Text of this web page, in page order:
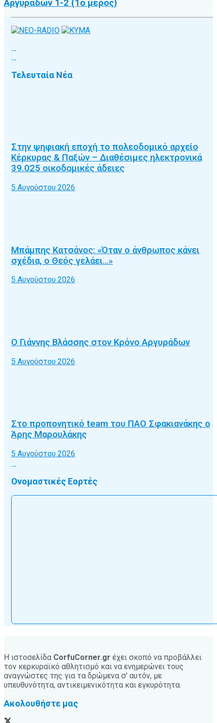
Αργυράδων 1-2 (1ο μέρος)
Τελευταία Νέα
Στην ψηφιακή εποχή το πολεοδομικό αρχείο
Κέρκυρας & Παξών – Διαθέσιμες ηλεκτρονικά
39.025 οικοδομικές άδειες
5 Αυγούστου 2026
Μπάμπης Κατσάνος: «Όταν ο άνθρωπος κάνει
σχέδια, ο Θεός γελάει…»
5 Αυγούστου 2026
Ο Γιάννης Βλάσσης στον Κρόνο Αργυράδων
5 Αυγούστου 2026
Στο προπονητικό team του ΠΑΟ Σφακιανάκης ο
Άρης Μαρουλάκης
5 Αυγούστου 2026
Ονομαστικές Εορτές
Η ιστοσελίδα CorfuCorner.gr έχει σκοπό να προβάλλει
τον κερκυραϊκό αθλητισμό και να ενημερώνει τους
αναγνώστες της για τα δρώμενα σ' αυτόν, με
υπευθυνότητα, αντικειμενικότητα και εγκυρότητα.
Ακολουθήστε μας